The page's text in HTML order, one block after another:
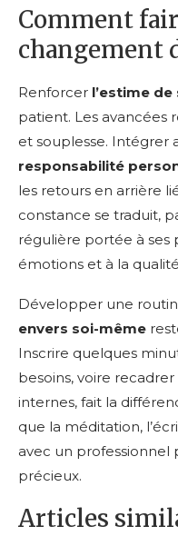
Comment
changement
Renforcer l’estime de
patient. Les
et souplesse. Intégrer
responsabilité
les retours en arrière
constance se traduit,
régulière portée à ses
émotions et à la
Développer une
envers soi-même
Inscrire quelques
besoins, voire
internes, fait la
que la méditation,
avec un professionnel
précieux.
Articles